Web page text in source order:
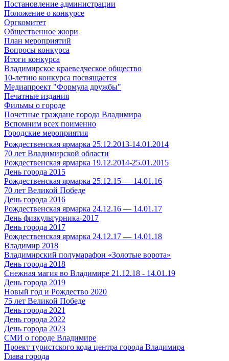
Постановление администрации
Положение о конкурсе
Оргкомитет
Общественное жюри
План мероприятий
Вопросы конкурса
Итоги конкурса
Владимирское краеведческое общество
10-летию конкурса посвящается
Медиапроект "Формула дружбы"
Печатные издания
Фильмы о городе
Почетные граждане города Владимира
Вспомним всех поименно
Городские мероприятия
Рождественская ярмарка 25.12.2013-14.01.2014
70 лет Владимирской области
Рождественская ярмарка 19.12.2014-25.01.2015
День города 2015
Рождественская ярмарка 25.12.15 — 14.01.16
70 лет Великой Победе
День города 2016
Рождественская ярмарка 24.12.16 — 14.01.17
День физкультурника-2017
День города 2017
Рождественская ярмарка 24.12.17 — 14.01.18
Владимир 2018
Владимирский полумарафон «Золотые ворота»
День города 2018
Снежная магия во Владимире 21.12.18 - 14.01.19
День города 2019
Новый год и Рождество 2020
75 лет Великой Победе
День города 2021
День города 2022
День города 2023
СМИ о городе Владимире
Проект туристского кода центра города Владимира
Глава города